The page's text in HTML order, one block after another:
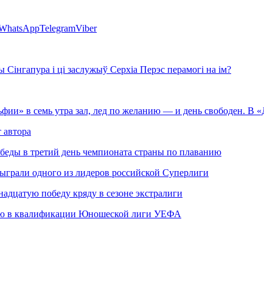
TelegramViber
і ці заслужыў Серхіа Перэс перамогі на ім?
в семь утра зал, лед по желанию — и день свободен. В
в третий день чемпионата страны по плаванию
одного из лидеров российской Суперлиги
победу кряду в сезоне экстралиги
в квалификации Юношеской лиги УЕФА